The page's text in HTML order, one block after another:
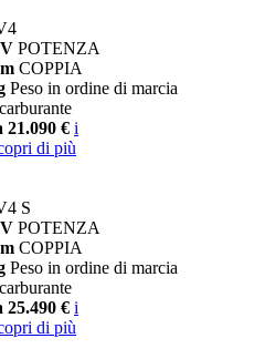
POTENZA
COPPIA
Peso in ordine di marcia
€ i
di più
S
POTENZA
COPPIA
Peso in ordine di marcia
€ i
di più